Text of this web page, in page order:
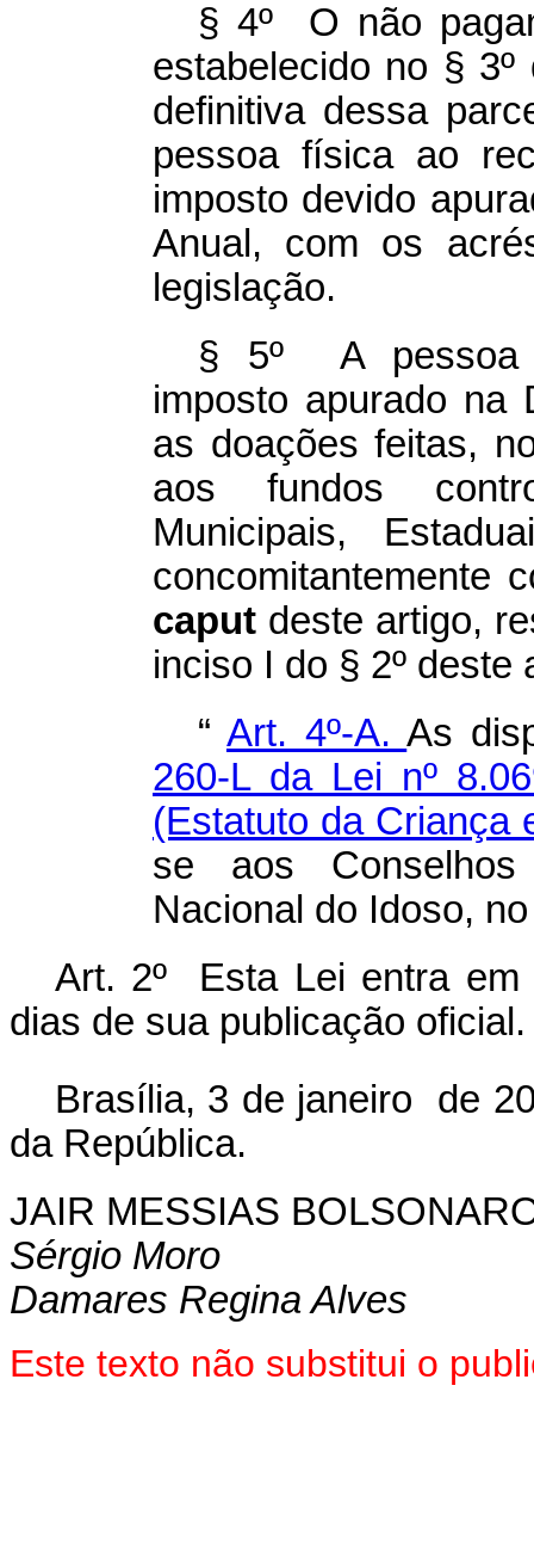
§ 4º O não
estabelecido no §
definitiva dessa
pessoa física ao
imposto devido
Anual, com os
legislação.
§ 5º A pessoa
imposto apurado na
as doações feitas,
aos fundos
Municipais,
concomitantemente
caput deste artigo,
inciso I do § 2º deste
“ Art. 4º-A.As
260-L da Lei nº
(Estatuto da Criança
se aos
Nacional do Idoso,
Art. 2º Esta Lei entra em
dias de sua publicação oficial.
Brasília, 3 de janeiro de
da República.
JAIR MESSIAS
Sérgio Moro
Damares Regina Alves
Este texto não substitui o